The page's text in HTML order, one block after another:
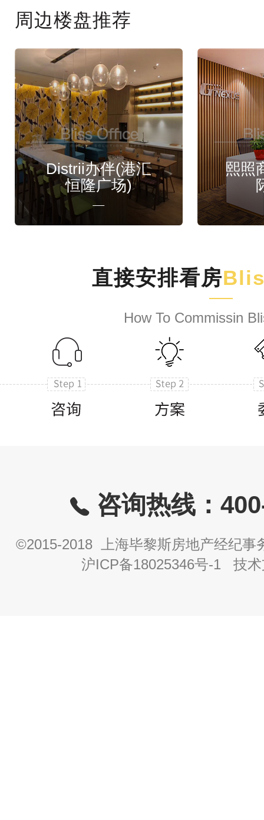
周边楼盘推荐
Distrii办伴(港汇
恒隆广场)
熙照
直接安排看房
How To Commissin
咨询热线：
©2015-2018 上海毕黎斯房地产经纪事
沪ICP备18025346号-1 技术